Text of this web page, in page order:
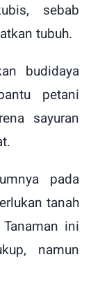
sebab
tubuh.
budidaya
petani
sayuran
pada
tanah
ini
namun